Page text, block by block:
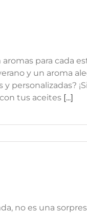
para cada
y un aroma
personalizadas?
tus aceites [...]
no es una